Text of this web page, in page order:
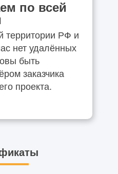
по всей
территории РФ и
нет удалённых
быть
заказчика
проекта.